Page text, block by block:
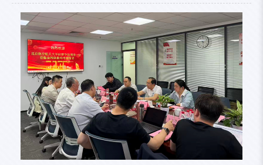
天保险业务的先行者和商业航天再保险业务的牵头企业，在科
技保险和特殊风险领域的业务发展现状和面临的挑战。科技保
险营业部总经理李重路...